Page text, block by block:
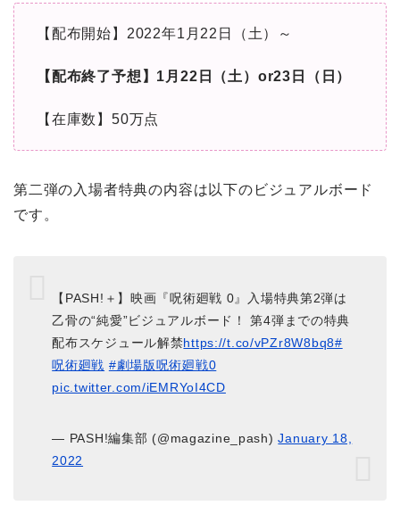
【配布開始】2022年1月22日（土）～
【配布終了予想】1月22日（土）or23日（日）
【在庫数】50万点
第二弾の入場者特典の内容は以下のビジュアルボード
です。
【PASH!＋】映画『呪術廻戦 0』入場特典第2弾は
乙骨の“純愛”ビジュアルボード！ 第4弾までの特典
配布スケジュール解禁https://t.co/vPZr8W8bq8#
呪術廻戦 #劇場版呪術廻戦0
pic.twitter.com/iEMRYoI4CD
— PASH!編集部 (@magazine_pash)January 18,
2022